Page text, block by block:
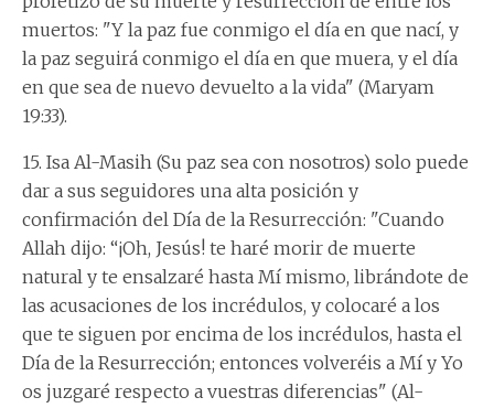
muertos: "Y la paz fue conmigo el día en que nací, y
la paz seguirá conmigo el día en que muera, y el día
en que sea de nuevo devuelto a la vida" (Maryam
19:33).
15. Isa Al-Masih (Su paz sea con nosotros) solo puede
dar a sus seguidores una alta posición y
confirmación del Día de la Resurrección: "Cuando
Allah dijo: “¡Oh, Jesús! te haré morir de muerte
natural y te ensalzaré hasta Mí mismo, librándote de
las acusaciones de los incrédulos, y colocaré a los
que te siguen por encima de los incrédulos, hasta el
Día de la Resurrección; entonces volveréis a Mí y Yo
os juzgaré respecto a vuestras diferencias" (Al-